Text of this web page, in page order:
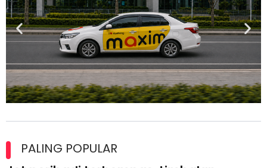
lesen separuh pertama 2026
PALING POPULAR